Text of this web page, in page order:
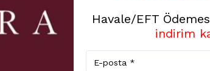
Havale/EFT
indirim